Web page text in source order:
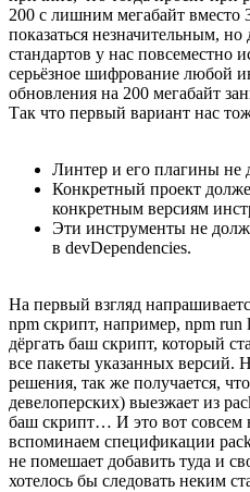
200 с лишним мегабайт вместо
показаться незначительным,
стандартов у нас повсеместно
серьёзное шифрование любой
обновления на 200 мегабайт
Так что первый вариант нас
Линтер и его плагины не
Конкретный проект
конкретным версиям
Эти инструменты не
в devDependencies.
На первый взгляд
npm скрипт, например, npm run
дёргать баш скрипт, который
все пакеты указанных версий.
решения, так же получается,
девелоперских) выезжает из
баш скрипт… И это вот совсем
вспоминаем спецификации
не помешает добавить туда и
хотелось бы следовать неким